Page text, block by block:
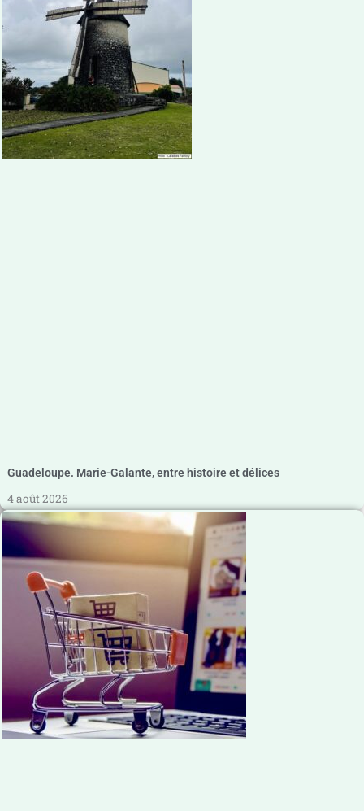
Guadeloupe. Marie-Galante, entre histoire et délices
4 août 2026